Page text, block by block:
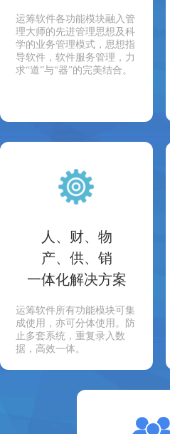
运筹软件各功能模块融入管
理大师的先进管理思想及科
学的业务管理模式，思想指
导软件，软件服务管理，力
求“道”与“器”的完美结合。
人、财、物
产、供、销
一体化解决方案
运筹软件所有功能模块可集
成使用，亦可分体使用。防
止多套系统，重复录入数
据，高效一体。